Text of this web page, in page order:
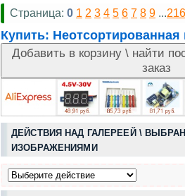
Страница: 0 1 2 3 4 5 6 7 8 9 ...216
Купить: Неотсортированная
ДЕЙСТВИЯ НАД ГАЛЕРЕЕЙ \
ИЗОБРАЖЕНИЯМИ